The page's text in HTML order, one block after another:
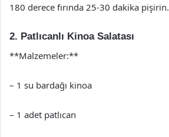
180 derece fırında 25-30 dakika pişirin.
2. Patlıcanlı Kinoa Salatası
**Malzemeler:**
– 1 su bardağı kinoa
– 1 adet patlıcan